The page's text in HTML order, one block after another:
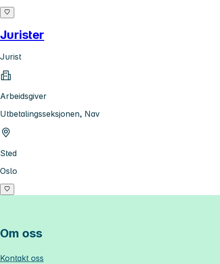
Jurister
Jurist
Arbeidsgiver
Utbetalingsseksjonen, Nav
Sted
Oslo
Om oss
Kontakt oss